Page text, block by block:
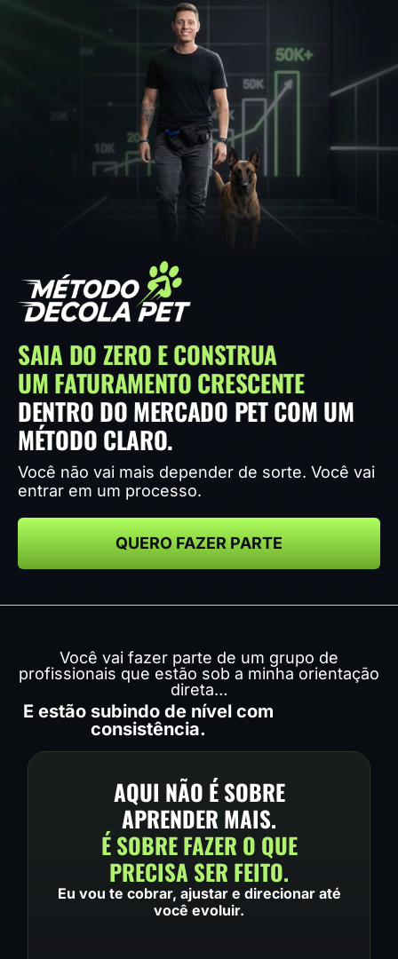
SAIA DO ZERO E CONSTRUA
UM FATURAMENTO CRESCENTE
DENTRO DO MERCADO PET COM UM
MÉTODO CLARO.
Você não vai mais depender de sorte. Você vai
entrar em um processo.
QUERO FAZER PARTE
Você vai fazer parte de um grupo de
profissionais que estão sob a minha orientação
direta…
E estão subindo de nível com
consistência.
AQUI NÃO É SOBRE
APRENDER MAIS.
É SOBRE FAZER O QUE
PRECISA SER FEITO.
Eu vou te cobrar, ajustar e direcionar até
você evoluir.